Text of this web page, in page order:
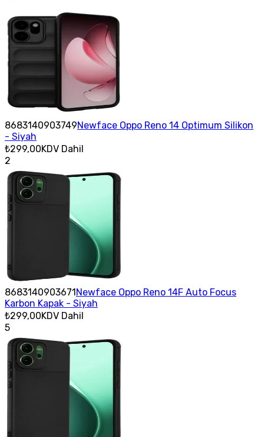
8683140903749Newface Oppo Reno 14 Optimum Silikon
- Siyah
₺299,00KDV Dahil
2
8683140903671Newface Oppo Reno 14F Auto Focus
Karbon Kapak - Siyah
₺299,00KDV Dahil
5